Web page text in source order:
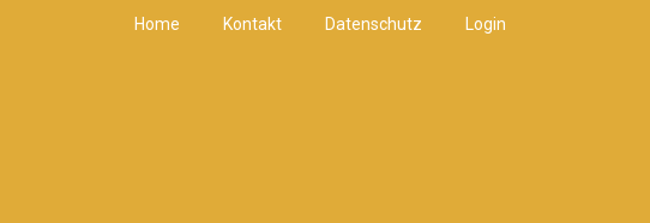
Home Kontakt Datenschutz Login